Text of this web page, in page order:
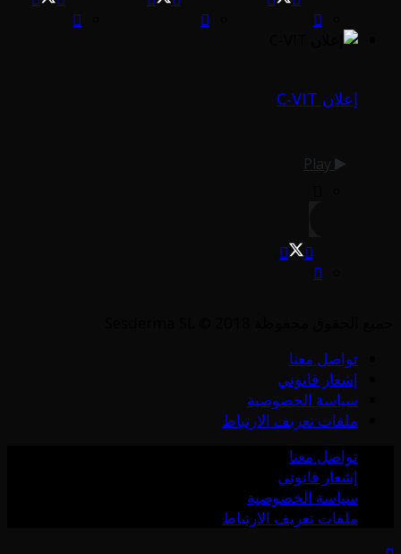
إعلان C-VIT
تواصل معنا
إشعار قانوني
سياسة الخصوصية
ملفات تعريف الارتباط
تواصل معنا
إشعار قانوني
سياسة الخصوصية
ملفات تعريف الارتباط